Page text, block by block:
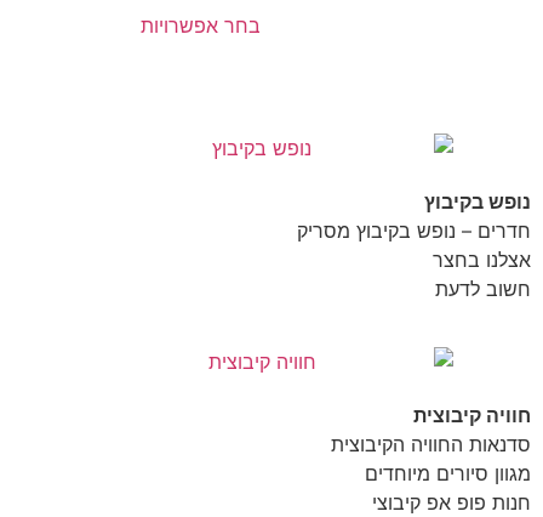
בחר אפשרויות
נופש בקיבוץ
חדרים – נופש בקיבוץ מסריק
אצלנו בחצר
חשוב לדעת
חוויה קיבוצית
סדנאות החוויה הקיבוצית
מגוון סיורים מיוחדים
חנות פופ אפ קיבוצי